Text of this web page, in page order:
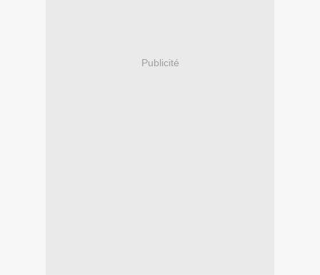
Publicité